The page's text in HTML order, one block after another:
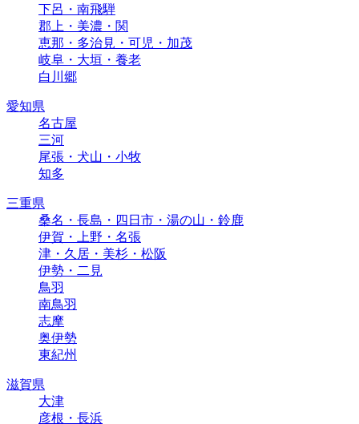
下呂・南飛騨
郡上・美濃・関
恵那・多治見・可児・加茂
岐阜・大垣・養老
白川郷
愛知県
名古屋
三河
尾張・犬山・小牧
知多
三重県
桑名・長島・四日市・湯の山・鈴鹿
伊賀・上野・名張
津・久居・美杉・松阪
伊勢・二見
鳥羽
南鳥羽
志摩
奥伊勢
東紀州
滋賀県
大津
彦根・長浜